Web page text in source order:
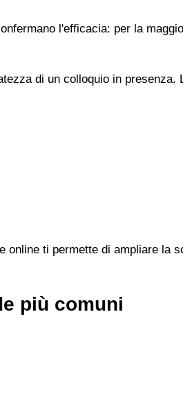
l'efficacia: per la
di un colloquio in presenza.
ti permette di ampliare la
più comuni